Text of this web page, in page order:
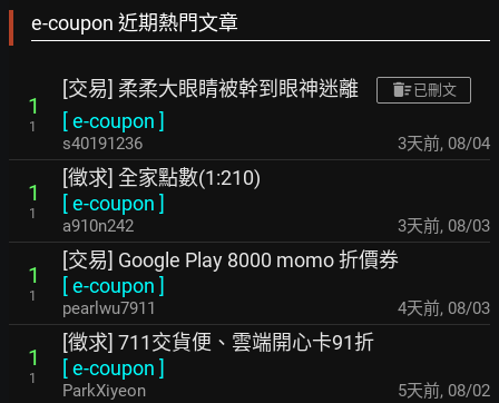
e-coupon 近期熱門文章
1
1
[交易] 柔柔大眼睛被幹到眼神迷離 已刪文
[e-coupon ]
s40191236 3天前, 08/04
1
1
[徵求] 全家點數(1:210)
[e-coupon ]
a910n242 3天前, 08/03
1
1
[交易] Google Play 8000 momo 折價券
[e-coupon ]
pearlwu7911 4天前, 08/03
1
1
[徵求] 711交貨便、雲端開心卡91折
[e-coupon ]
ParkXiyeon 5天前, 08/02